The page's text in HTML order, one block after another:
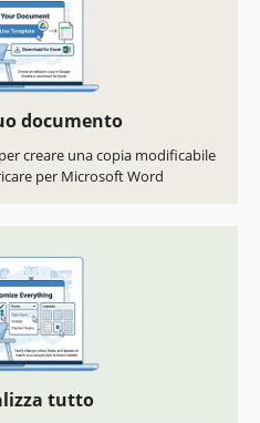
documento
creare una copia modificabile
per Microsoft Word
tutto